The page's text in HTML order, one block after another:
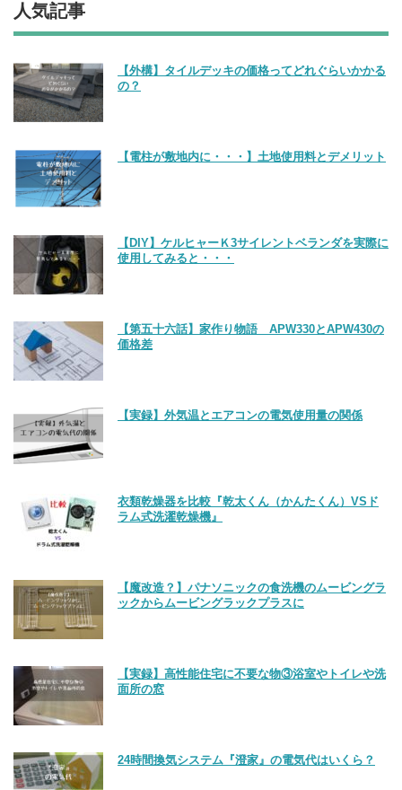
人気記事
【外構】タイルデッキの価格ってどれぐらいかかる
の？
【電柱が敷地内に・・・】土地使用料とデメリット
【DIY】ケルヒャーＫ3サイレントベランダを実際に
使用してみると・・・
【第五十六話】家作り物語 APW330とAPW430の
価格差
【実録】外気温とエアコンの電気使用量の関係
衣類乾燥器を比較『乾太くん（かんたくん）VSド
ラム式洗濯乾燥機』
【魔改造？】パナソニックの食洗機のムービングラ
ックからムービングラックプラスに
【実録】高性能住宅に不要な物③浴室やトイレや洗
面所の窓
24時間換気システム『澄家』の電気代はいくら？